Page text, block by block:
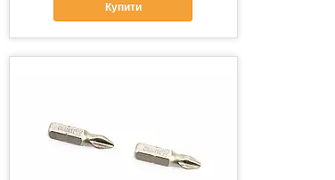
Купити